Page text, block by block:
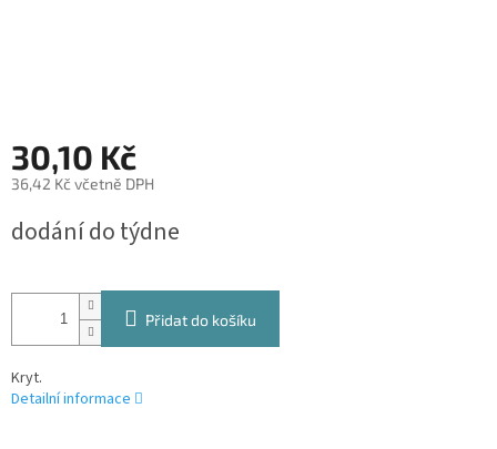
30,10 Kč
36,42 Kč včetně DPH
cena:
dodání do týdne
Přidat do košíku
Kryt.
Detailní informace